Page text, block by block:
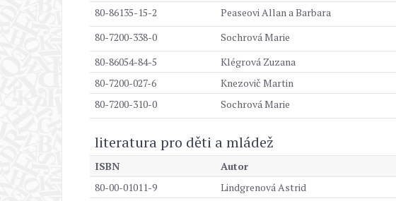
80-86135-15-2
Peaseovi Allan a Barbara
80-7200-338-0
Sochrová Marie
80-86054-84-5
Klégrová Zuzana
80-7200-027-6
Knezovič Martin
80-7200-310-0
Sochrová Marie
literatura pro děti a mládež
ISBN Autor
80-00-01011-9
Lindgrenová Astrid